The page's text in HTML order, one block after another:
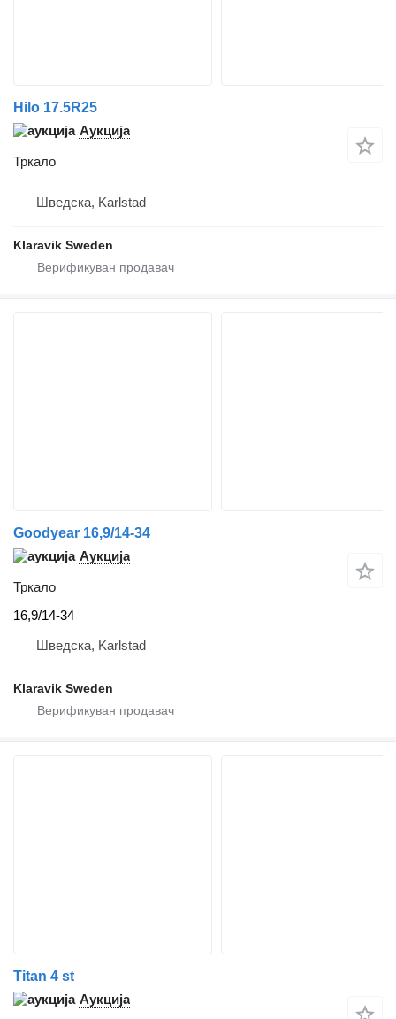
Hilo 17.5R25
Аукција
Тркало
Шведска, Karlstad
Klaravik Sweden
Goodyear 16,9/14-34
Аукција
Тркало
16,9/14-34
Шведска, Karlstad
Klaravik Sweden
Titan 4 st
Аукција